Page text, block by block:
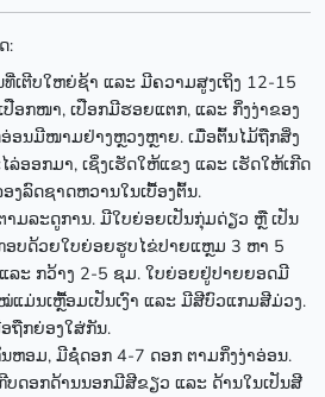
:
ເຕີບໃຫຍ່ຊ້າ ແລະ ມີຄວາມສູງເຖິງ 12-15
ອກໜາ, ເປືອກມີຮອຍແຕກ, ແລະ ກິ່ງງ່າຂອງ
ອນມີໜາມຢ່າງຫຼວງຫຼາຍ. ເມື່ອຕົ້ນໄມ້ຖືກສິ່ງ
ອອກມາ, ເຊິ່ງເຮັດໃຫ້ແຂງ ແລະ ເຮັດໃຫ້ເກີດ
ງລົດຊາດຫວານໃນເບື້ອງຕົ້ນ.
ມລະດູການ. ມີໃບຍ່ອຍເປັນກຸ່ມດ່ຽວ ຫຼື ເປັນ
ອບດ້ວຍໃບຍ່ອຍຮູບໄຂ່ປາຍແຫຼມ 3 ຫາ 5
ລະ ກວ້າງ 2-5 ຊມ. ໃບຍ່ອຍຢູ່ປາຍຍອດມີ
ແມ່ນເຫຼື້ອມເປັນເງົາ ແລະ ມີສີບົວແກມສີມ່ວງ.
ຖືກຍ່ອງໃສ່ກັນ.
ອມ, ມີຊໍ່ດອກ 4-7 ດອກ ຕາມກິ່ງງ່າອ່ອນ.
ດອກດ້ານນອກມີສີຂຽວ ແລະ ດ້ານໃນເປັນສີ